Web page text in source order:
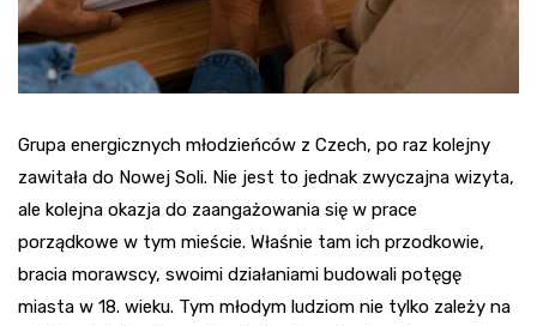
Grupa energicznych młodzieńców z Czech, po raz kolejny
zawitała do Nowej Soli. Nie jest to jednak zwyczajna wizyta,
ale kolejna okazja do zaangażowania się w prace
porządkowe w tym mieście. Właśnie tam ich przodkowie,
bracia morawscy, swoimi działaniami budowali potęgę
miasta w 18. wieku. Tym młodym ludziom nie tylko zależy na